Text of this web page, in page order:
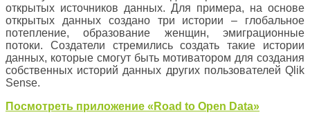
открытых источников данных. Для примера, на основе
открытых данных создано три истории – глобальное
потепление, образование женщин, эмиграционные
потоки. Создатели стремились создать такие истории
данных, которые смогут быть мотиватором для создания
собственных историй данных других пользователей Qlik
Sense.
Посмотреть приложение « Road to Open Data»